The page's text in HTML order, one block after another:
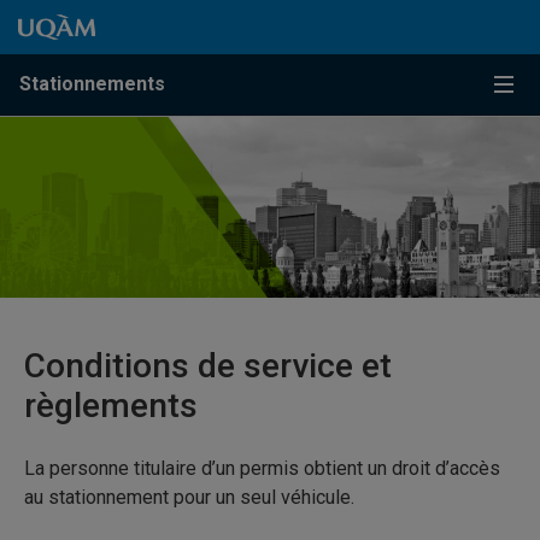
Passer au contenu
Accéder au menu principal
Accéder à la recherche
Passer au contenu
Accéder au menu principal
Stationnements
Conditions de service et
règlements
La personne titulaire d’un permis obtient un droit d’accès
au stationnement pour un seul véhicule.